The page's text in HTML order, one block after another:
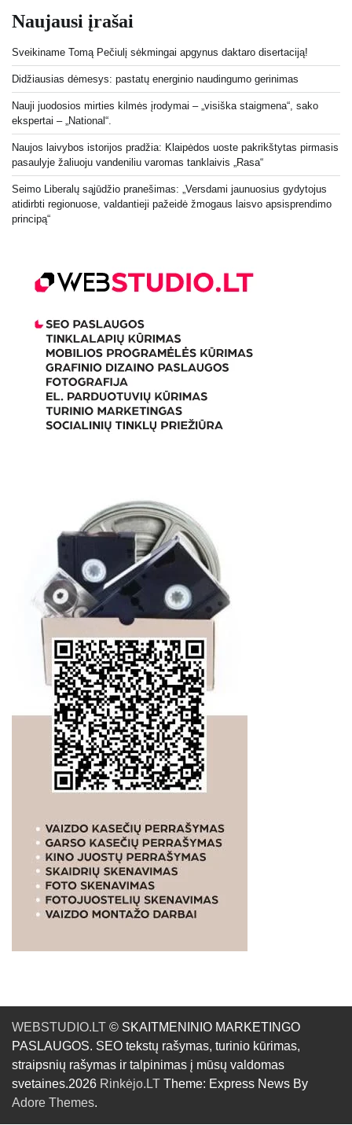
Naujausi įrašai
Sveikiname Tomą Pečiulį sėkmingai apgynus daktaro disertaciją!
Didžiausias dėmesys: pastatų energinio naudingumo gerinimas
Nauji juodosios mirties kilmės įrodymai – „visiška staigmena“, sako
ekspertai – „National“.
Naujos laivybos istorijos pradžia: Klaipėdos uoste pakrikštytas pirmasis
pasaulyje žaliuoju vandeniliu varomas tanklaivis „Rasa“
Seimo Liberalų sąjūdžio pranešimas: „Versdami jaunuosius gydytojus
atidirbti regionuose, valdantieji pažeidė žmogaus laisvo apsisprendimo
principą“
WEBSTUDIO.LT © SKAITMENINIO MARKETINGO
PASLAUGOS. SEO tekstų rašymas, turinio kūrimas,
straipsnių rašymas ir talpinimas į mūsų valdomas
svetaines.2026 Rinkėjo.LT Theme: Express News By
Adore Themes.